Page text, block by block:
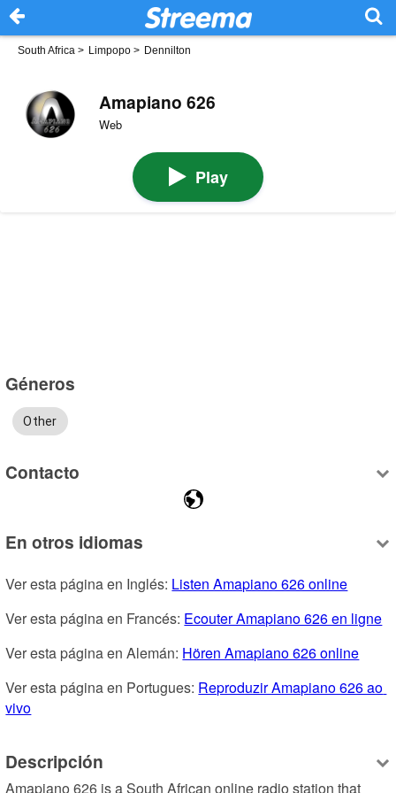
South Africa > Limpopo > Dennilton
Amapiano 626
Web
Play
Géneros
Other
Contacto
En otros idiomas
Ver esta página en Inglés: Listen Amapiano 626 online
Ver esta página en Francés: Ecouter Amapiano 626 en ligne
Ver esta página en Alemán: Hören Amapiano 626 online
Ver esta página en Portugues: Reproduzir Amapiano 626 ao
vivo
Descripción
Amapiano 626 is a South African online radio station that